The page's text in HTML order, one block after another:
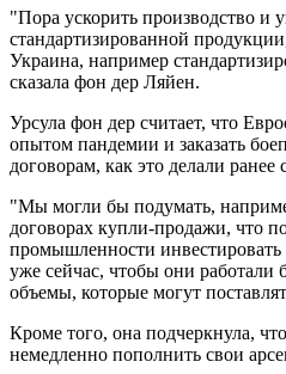
"Пора ускорить производство и
стандартизированной
Украина, например
сказала фон дер Ляйен.
Урсула фон дер считает, что
опытом пандемии и заказать
договорам, как это делали ранее
"Мы могли бы подумать,
договорах купли-продажи, что
промышленности
уже сейчас, чтобы они работали
объемы, которые могут
Кроме того, она подчеркнула,
немедленно пополнить свои